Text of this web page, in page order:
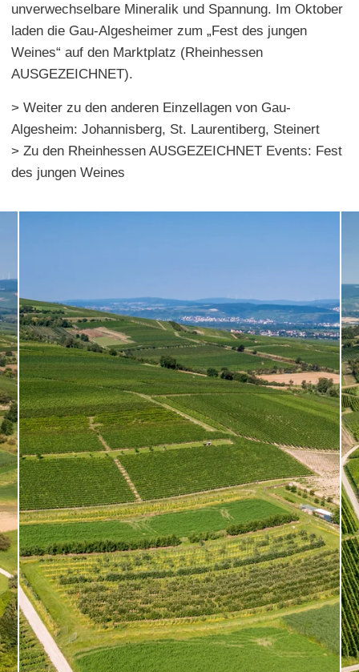
unverwechselbare Mineralik und Spannung. Im Oktober
laden die Gau-Algesheimer zum „Fest des jungen
Weines“ auf den Marktplatz (Rheinhessen
AUSGEZEICHNET).
> Weiter zu den anderen Einzellagen von Gau-
Algesheim: Johannisberg, St. Laurentiberg, Steinert
> Zu den Rheinhessen AUSGEZEICHNET Events: Fest
des jungen Weines